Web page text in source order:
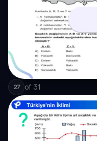
27 of 31